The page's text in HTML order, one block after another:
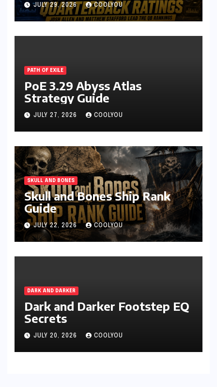
JULY 29, 2026 COOLYOU
PATH OF EXILE
PoE 3.29 Abyss Atlas
Strategy Guide
JULY 27, 2026 COOLYOU
SKULL AND BONES
Skull and Bones Ship Rank
Guide
JULY 22, 2026 COOLYOU
DARK AND DARKER
Dark and Darker Footstep EQ
Secrets
JULY 20, 2026 COOLYOU